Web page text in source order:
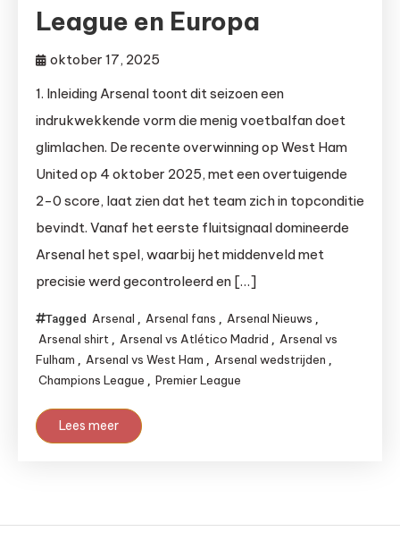
League en Europa
oktober 17, 2025
1. Inleiding Arsenal toont dit seizoen een
indrukwekkende vorm die menig voetbalfan doet
glimlachen. De recente overwinning op West Ham
United op 4 oktober 2025, met een overtuigende
2-0 score, laat zien dat het team zich in topconditie
bevindt. Vanaf het eerste fluitsignaal domineerde
Arsenal het spel, waarbij het middenveld met
precisie werd gecontroleerd en […]
Tagged Arsenal , Arsenal fans , Arsenal Nieuws ,
Arsenal shirt , Arsenal vs Atlético Madrid , Arsenal vs
Fulham , Arsenal vs West Ham , Arsenal wedstrijden ,
Champions League , Premier League
Lees meer